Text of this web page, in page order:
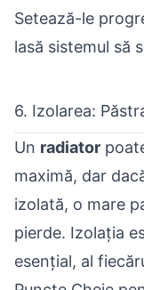
Setează-le
lasă sistemul să
6. Izolarea:
Un radiator
maximă, dar
izolată, o mare
pierde. Izolația
esențial, al